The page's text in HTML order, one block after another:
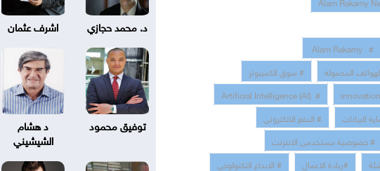
# Alam Rakamy
المحمولة
# سوق الكمبيوتر
# Artificial Intelligence (AI)
البيانات
# الدفع الالكتروني
# خصوصية مستخدمى الانترنت
#ريادة الاعمال
# الابداع التكنولوجي
د. محمد حجازي اشرف عثمان
توفيق محمود
د هشام
الشيشيني